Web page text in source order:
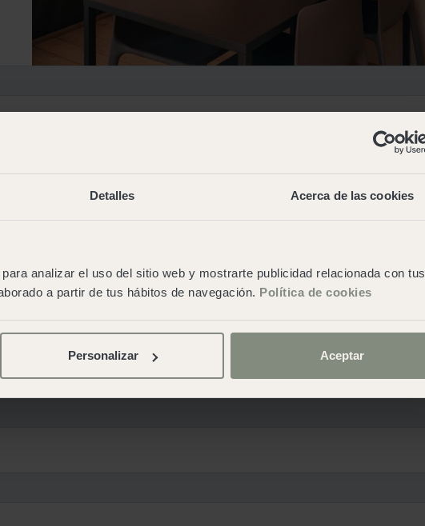
Detalles Acerca de las cookies
analizar el uso del sitio web y mostrarte publicidad relacionada con tus
a partir de tus hábitos de navegación. Política de cookies
Personalizar Aceptar